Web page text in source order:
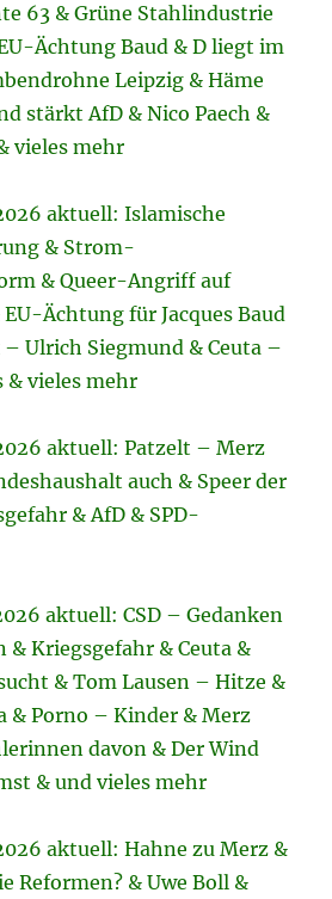
63 & Grüne Stahlindustrie
Ächtung Baud & D liegt im
Leipzig & Häme
stärkt AfD & Nico Paech &
vieles mehr
aktuell: Islamische
& Strom-
& Queer-Angriff auf
Ächtung für Jacques Baud
Ulrich Siegmund & Ceuta –
& vieles mehr
aktuell: Patzelt – Merz
auch & Speer der
& AfD & SPD-
aktuell: CSD – Gedanken
& Kriegsgefahr & Ceuta &
& Tom Lausen – Hitze &
& Porno – Kinder & Merz
davon & Der Wind
& und vieles mehr
aktuell: Hahne zu Merz &
Reformen? & Uwe Boll &